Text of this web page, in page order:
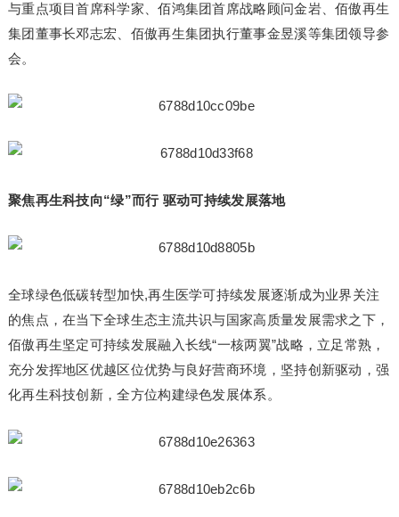
与重点项目首席科学家、佰鸿集团首席战略顾问金岩、佰傲再生
集团董事长邓志宏、佰傲再生集团执行董事金昱溪等集团领导参
会。
聚焦再生科技向“绿”而行 驱动可持续发展落地
全球绿色低碳转型加快,再生医学可持续发展逐渐成为业界关注
的焦点，在当下全球生态主流共识与国家高质量发展需求之下，
佰傲再生坚定可持续发展融入长线“一核两翼”战略，立足常熟，
充分发挥地区优越区位优势与良好营商环境，坚持创新驱动，强
化再生科技创新，全方位构建绿色发展体系。